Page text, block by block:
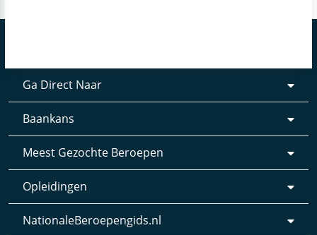
Ga Direct Naar
Baankans
Meest Gezochte Beroepen
Opleidingen
NationaleBeroepengids.nl